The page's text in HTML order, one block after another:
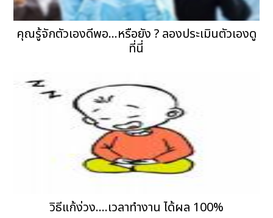
คุณรู้จักตัวเองดีพอ...หรือยัง ? ลองประเมินตัวเองดู
ที่นี่
วิธีแก้ง่วง....เวลาทำงาน ได้ผล 100%